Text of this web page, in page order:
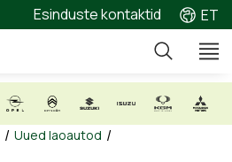
Esinduste kontaktid ET
/ Uued laoautod /